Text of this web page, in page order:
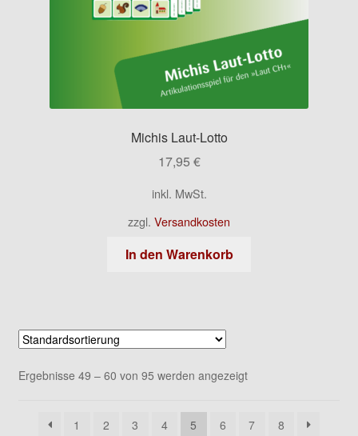
Michis Laut-Lotto
17,95 €
inkl. MwSt.
zzgl. Versandkosten
In den Warenkorb
Ergebnisse 49 – 60 von 95 werden angezeigt
1 2 3 4 5 6 7 8